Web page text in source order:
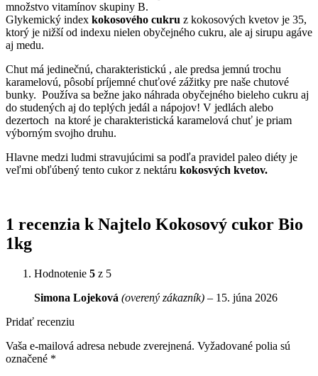
množstvo vitamínov skupiny B.
Glykemický index kokosového cukru z kokosových kvetov je 35,
ktorý je nižší od indexu nielen obyčejného cukru, ale aj sirupu agáve
aj medu.
Chut má jedinečnú, charakteristickú , ale predsa jemnú trochu
karamelovú, pôsobí príjemné chuťové zážitky pre naše chutové
bunky. Používa sa bežne jako náhrada obyčejného bieleho cukru aj
do studených aj do teplých jedál a nápojov! V jedlách alebo
dezertoch na ktoré je charakteristická karamelová chuť je priam
výborným svojho druhu.
Hlavne medzi ludmi stravujúcimi sa podľa pravidel paleo diéty je
veľmi obľúbený tento cukor z nektáru kokosvých kvetov.
1 recenzia kNajtelo Kokosový cukor Bio
1kg
Hodnotenie 5 z 5
Simona Lojeková (overený zákazník) – 15. júna 2026
Pridať recenziu
Vaša e-mailová adresa nebude zverejnená. Vyžadované polia sú
označené *